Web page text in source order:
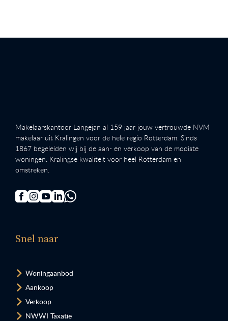
Makelaarskantoor Langejan al 159 jaar jouw vertrouwde NVM
makelaar uit Kralingen voor de hele regio Rotterdam. Sinds
1867 begeleiden wij bij de aan- en verkoop van de mooiste
woningen. Kralingse kwaliteit voor heel Rotterdam en
omstreken.
Snel naar
Woningaanbod
Aankoop
Verkoop
NWWI Taxatie